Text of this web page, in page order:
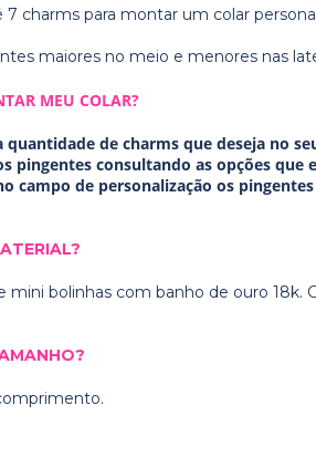
7 charms para montar um colar
maiores no meio e menores nas
MEU COLAR?
quantidade de charms que deseja no
pingentes consultando as opções
campo de personalização os
mini bolinhas com banho de ouro 18k.